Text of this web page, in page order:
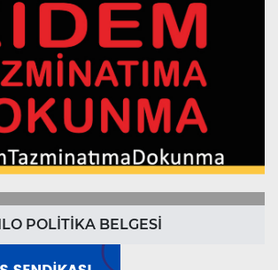
POLİTİKA BELGESİ